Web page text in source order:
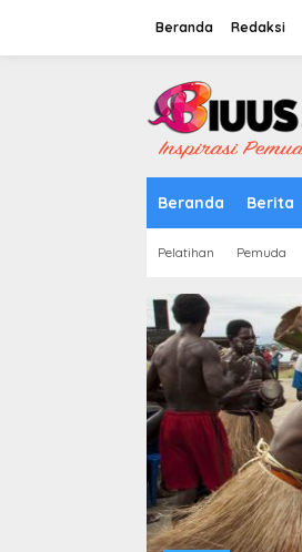
Beranda Redaksi
Beranda Berita
Pelatihan Pemuda